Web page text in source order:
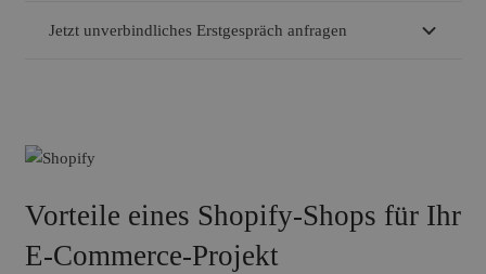
Jetzt unverbindliches Erstgespräch anfragen
Vorteile eines Shopify-Shops für Ihr
E-Commerce-Projekt